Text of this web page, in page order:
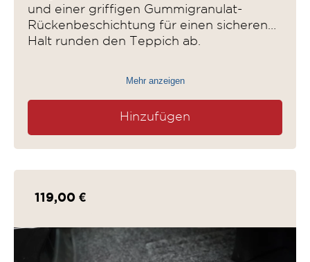
und einer griffigen Gummigranulat-
Rückenbeschichtung für einen sicheren
Halt runden den Teppich ab.
Mehr anzeigen
Hinzufügen
119,00 €